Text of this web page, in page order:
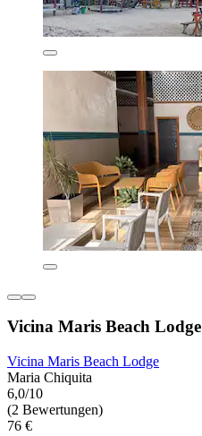
Vicina Maris Beach Lodge
Vicina Maris Beach Lodge
Maria Chiquita
6,0/10
(2 Bewertungen)
76 €